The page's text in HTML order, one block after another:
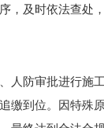
，及时依法查处
防审批进行施工
缴到位。因特殊